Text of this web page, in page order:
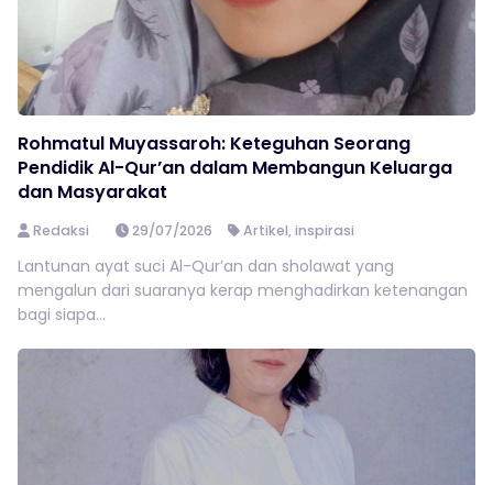
Rohmatul Muyassaroh: Keteguhan Seorang
Pendidik Al-Qur’an dalam Membangun Keluarga
dan Masyarakat
Redaksi 29/07/2026 Artikel,inspirasi
Lantunan ayat suci Al-Qur’an dan sholawat yang
mengalun dari suaranya kerap menghadirkan ketenangan
bagi siapa...